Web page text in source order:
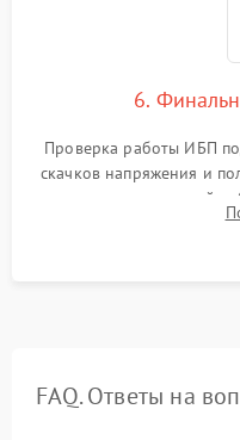
6.
Проверка работы ИБП
скачков напряжения и
времени автономной
корректности
FAQ. Ответы на